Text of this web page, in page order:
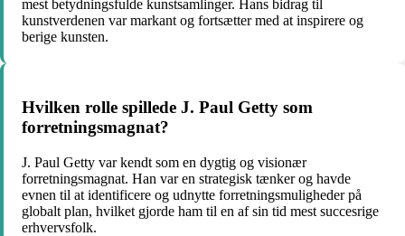
mest betydningsfulde kunstsamlinger. Hans bidrag til
kunstverdenen var markant og fortsætter med at inspirere og
berige kunsten.
Hvilken rolle spillede J. Paul Getty som
forretningsmagnat?
J. Paul Getty var kendt som en dygtig og visionær
forretningsmagnat. Han var en strategisk tænker og havde
evnen til at identificere og udnytte forretningsmuligheder på
globalt plan, hvilket gjorde ham til en af ​​sin tid mest succesrige
erhvervsfolk.